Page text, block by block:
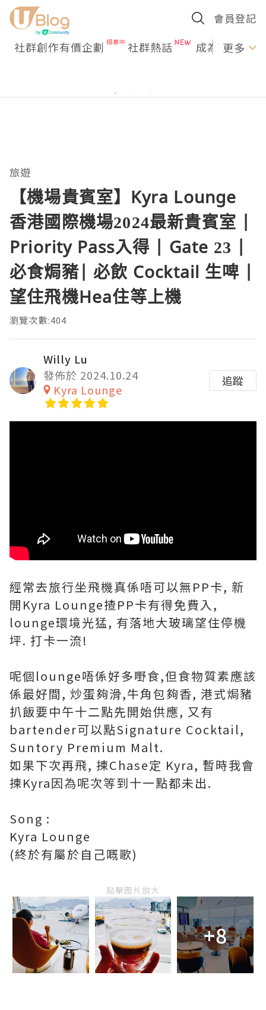
會員登記
社群創作有價企劃 社群熱話 成為U更多
旅遊
【機場貴賓室】Kyra Lounge
香港國際機場2024最新貴賓室 |
Priority Pass入得 | Gate 23 |
必食焗豬| 必飲 Cocktail 生啤 |
望住飛機Hea住等上機
瀏覽次數:404
Willy Lu
發佈於 2024.10.24
Kyra Lounge
追蹤
經常去旅行坐飛機真係唔可以無PP卡, 新
開Kyra Lounge揸PP卡有得免費入,
lounge環境光猛, 有落地大玻璃望住停機
坪. 打卡一流!
呢個lounge唔係好多嘢食,但食物質素應該
係最好間, 炒蛋夠滑,牛角包夠香, 港式焗豬
扒飯要中午十二點先開始供應, 又有
bartender可以點Signature Cocktail,
Suntory Premium Malt.
如果下次再飛, 揀Chase定 Kyra, 暫時我會
揀Kyra因為呢次等到十一點都未出.
Song :
Kyra Lounge
(終於有屬於自己嘅歌)
點擊圖片放大
+8